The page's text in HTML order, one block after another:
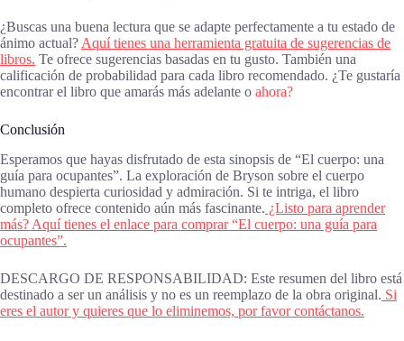
¿Buscas una buena lectura que se adapte perfectamente a tu estado de
ánimo actual? Aquí tienes una herramienta gratuita de sugerencias de
libros. Te ofrece sugerencias basadas en tu gusto. También una
calificación de probabilidad para cada libro recomendado. ¿Te gustaría
encontrar el libro que amarás más adelante o ahora?
Conclusión
Esperamos que hayas disfrutado de esta sinopsis de “El cuerpo: una
guía para ocupantes”. La exploración de Bryson sobre el cuerpo
humano despierta curiosidad y admiración. Si te intriga, el libro
completo ofrece contenido aún más fascinante. ¿Listo para aprender
más? Aquí tienes el enlace para comprar “El cuerpo: una guía para
ocupantes”.
DESCARGO DE RESPONSABILIDAD: Este resumen del libro está
destinado a ser un análisis y no es un reemplazo de la obra original. Si
eres el autor y quieres que lo eliminemos, por favor contáctanos.